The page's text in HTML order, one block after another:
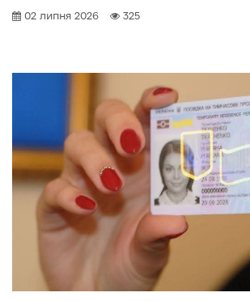
02 липня 2026 325